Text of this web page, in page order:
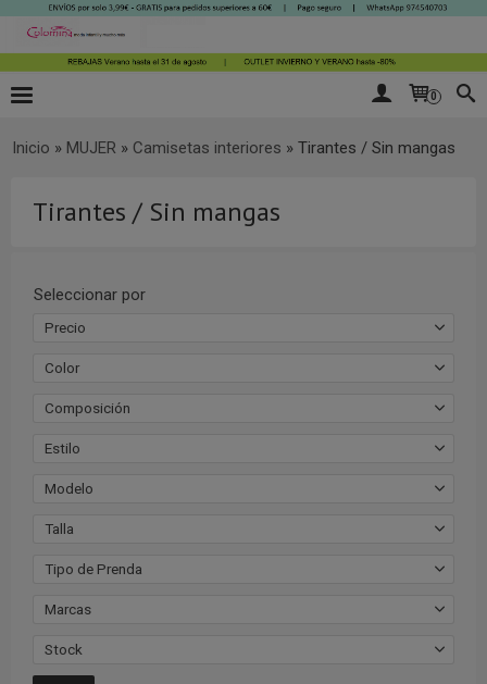
0
Inicio » MUJER » Camisetas interiores » Tirantes / Sin mangas
Tirantes / Sin mangas
Seleccionar por
Precio
Color
Composición
Estilo
Modelo
Talla
Tipo de Prenda
Marcas
Stock